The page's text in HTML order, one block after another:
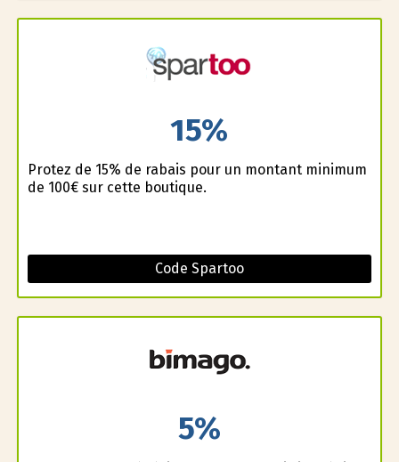
15%
Profitez de 15% de rabais pour un montant minimum
de 100€ sur cette boutique.
Code Spartoo
5%